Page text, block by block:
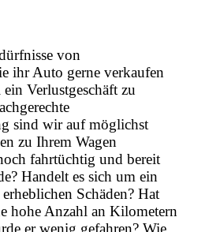
von
ihr Auto gerne verkaufen
Verlustgeschäft zu
sind wir auf möglichst
zu Ihrem Wagen
fahrtüchtig und bereit
Handelt es sich um ein
Schäden? Hat
hohe Anzahl an Kilometern
er wenig gefahren? Wie